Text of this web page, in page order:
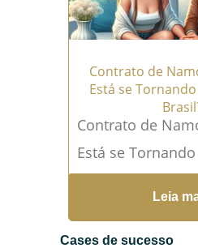
Contrato de
Está se
Contrato de
Está se
Brasil? Em um
as relações
cada...Leia mais
Leia
Cases de sucesso